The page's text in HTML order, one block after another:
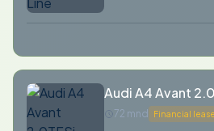
Audi A4 Avant
252pk Quattro S-
72 mnd Financial lease